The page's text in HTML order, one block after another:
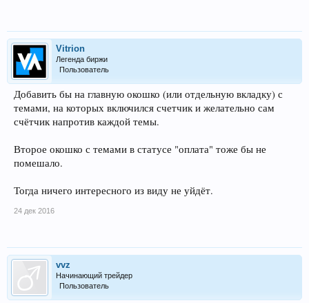
Vitrion
Легенда биржи
Пользователь
Добавить бы на главную окошко (или отдельную вкладку) с
темами, на которых включился счетчик и желательно сам
счётчик напротив каждой темы.
Второе окошко с темами в статусе "оплата" тоже бы не
помешало.
Тогда ничего интересного из виду не уйдёт.
24 дек 2016
vvz
Начинающий трейдер
Пользователь